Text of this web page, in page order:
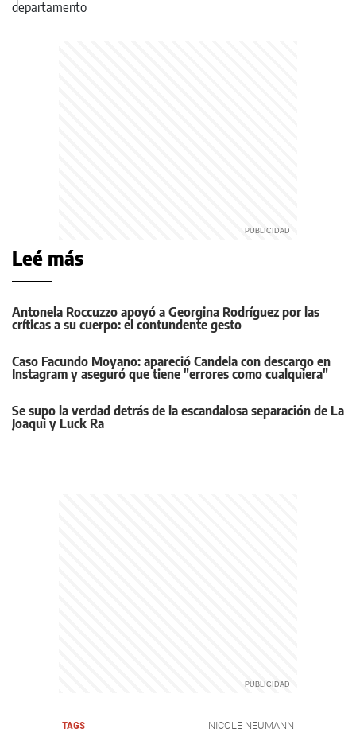
Leé más
Antonela Roccuzzo apoyó a Georgina Rodríguez por las
críticas a su cuerpo: el contundente gesto
Caso Facundo Moyano: apareció Candela con descargo en
Instagram y aseguró que tiene "errores como cualquiera"
Se supo la verdad detrás de la escandalosa separación de La
Joaqui y Luck Ra
TAGS NICOLE NEUMANN